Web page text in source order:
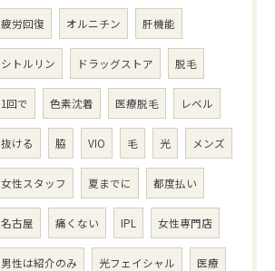
疲労回復 オルニチン 肝機能
シトルリン ドラッグストア 脱毛
1回で 色素沈着 医療脱毛 レベル
抜ける 脇 VIO 毛 光 メンズ
女性スタッフ 夏までに 都度払い
名古屋 痛くない IPL 女性専門店
男性は紹介のみ 光フェイシャル 医療